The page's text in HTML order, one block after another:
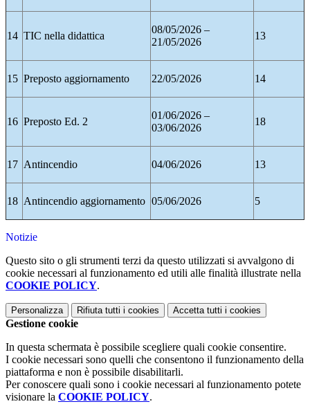
14 TIC nella didattica
08/05/2026 –
21/05/2026
13
15 Preposto aggiornamento 22/05/2026 14
16 Preposto Ed. 2
01/06/2026 –
03/06/2026
18
17 Antincendio 04/06/2026 13
18 Antincendio aggiornamento 05/06/2026 5
Notizie
Questo sito o gli strumenti terzi da questo utilizzati si avvalgono di
cookie necessari al funzionamento ed utili alle finalità illustrate nella
COOKIE POLICY.
Personalizza Rifiuta tutti i cookies Accetta tutti i cookies
Gestione cookie
In questa schermata è possibile scegliere quali cookie consentire.
I cookie necessari sono quelli che consentono il funzionamento della
piattaforma e non è possibile disabilitarli.
Per conoscere quali sono i cookie necessari al funzionamento potete
visionare la COOKIE POLICY.